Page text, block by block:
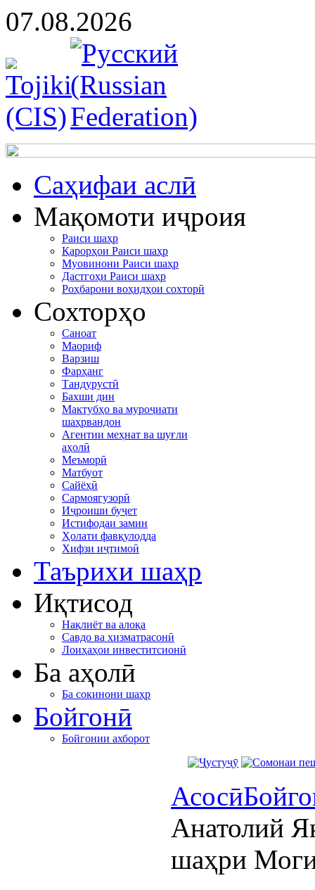
07.08.2026
Cаҳифаи аслӣ
Мақомоти иҷроия
Раиси шаҳр
Қарорҳои Раиси шаҳр
Муовинони Раиси шаҳр
Дастгоҳи Раиси шаҳр
Роҳбарони воҳидҳои сохторӣ
Сохторҳо
Саноат
Маориф
Варзиш
Фарҳанг
Тандурустӣ
Бахши дин
Мактубҳо ва муроҷиати
шаҳрвандон
Агентии меҳнат ва шуғли
аҳолӣ
Меъморӣ
Матбуот
Сайёҳӣ
Сармоягузорӣ
Иҷроиши буҷет
Истифодаи замин
Ҳолати фавқулодда
Хифзи иҷтимоӣ
Таърихи шаҳр
Иқтисод
Нақлиёт ва алоқа
Савдо ва хизматрасонӣ
Лоиҳаҳои инвеститсионӣ
Ба аҳолӣ
Ба сокинони шаҳр
Бойгонӣ
Бойгонии ахборот
Асосӣ
Анатолий
шаҳри